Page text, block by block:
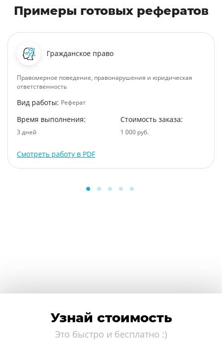
Примеры готовых рефератов
Гражданское право
Правомерное поведение, правонарушения и юридическая
ответственность
Вид работы: Реферат
Время выполнения:
3 дней
Стоимость заказа:
1 000 руб.
Смотреть работу в PDF
Узнай стоимость
Это быстро и бесплатно :)